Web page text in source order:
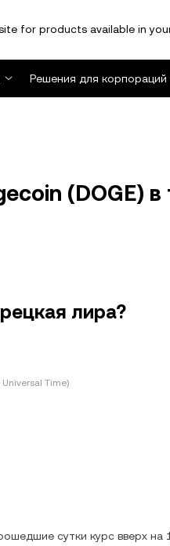
for products available in
Решения для корпораций
(DOGE) в
лира?
Time)
сутки курс вверх на